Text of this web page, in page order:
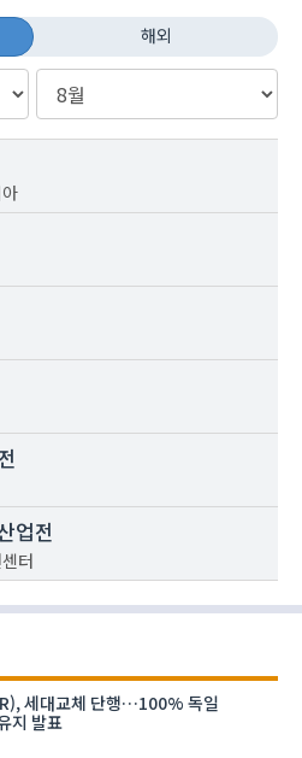
해외
업전
터
세대교체 단행…100% 독일
지 발표